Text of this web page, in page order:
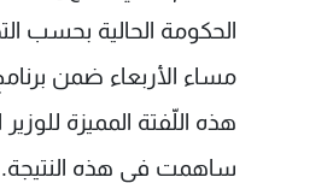
مساء الأربعاء ضمن
هذه اللّفتة المميزة
ساهمت في هذه النتيجة.